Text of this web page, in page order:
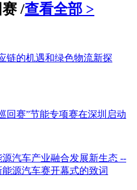
/查看全部 >
链的机遇和绿色物流新探
回赛”节能专项赛在深圳启动
汽车产业融合发展新生态 --
源汽车赛开幕式的致词